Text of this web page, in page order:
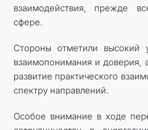
взаимодействия, прежде
сфере.
Стороны отметили высокий
взаимопонимания и доверия,
развитие практического
спектру направлений.
Особое внимание в ходе